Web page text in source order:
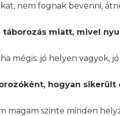
nem fognak bevenni,
táborozás miatt, mivel
mégis: jó helyen vagyok,
hogyan sikerült
magam szinte minden